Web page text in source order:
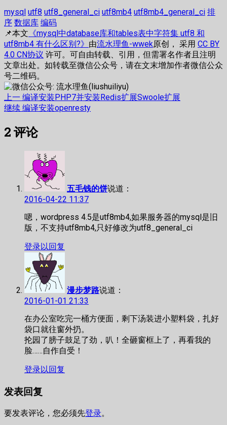
mysql utf8 utf8_general_ci utf8mb4 utf8mb4_general_ci 排
序 数据库 编码
📌本文 《mysql中database库和tables表中字符集 utf8 和
utf8mb4 有什么区别?》 由流水理鱼-wwek原创， 采用 CC BY
4.0 CN协议 许可。可自由转载、引用，但需署名作者且注明
文章出处。如转载至微信公众号，请在文末增加作者微信公众
号二维码。
文
章
导
上一 上
篇
章：
编译安装PHP7并安装Redis扩展Swoole扩展
继续 下
文
章：
编译安装openresty
2评论
五毛钱的饼说道：
2016-04-22 11:37
嗯，wordpress 4.5是utf8mb4,如果服务器的mysql是旧
版，不支持utf8mb4,只好修改为utf8_general_ci
登录以回复
漫步梦路说道：
2016-01-01 21:33
在办公室吃完一桶方便面，剩下汤装进小塑料袋，扎好
袋口就往窗外扔。
抡园了膀子鼓足了劲，叭！全砸窗框上了，再看我的
脸……自作自受！
登录以回复
发表回复
要发表评论，您必须先登录。